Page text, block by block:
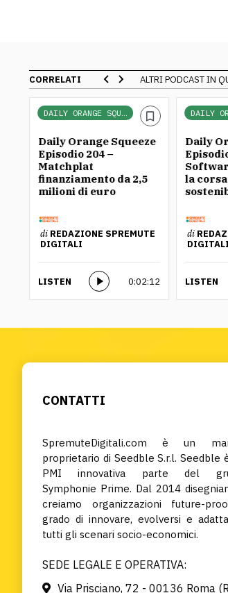
CORRELATI ALTRI PODCAST IN
DAILY ORANGE SQUEEZE
Daily Orange Squeeze
Episodio 204 –
Matchplat
finanziamento da 2,5
milioni di euro
di REDAZIONE SPREMUTE
DIGITALI
LISTEN 0:02:12
Daily
la
di
DIGITALI
LISTEN
CONTATTI
SpremuteDigitali.com è un
proprietario di Seedble S.r.l. Seedble
PMI innovativa parte del
Symphonie Prime. Dal 2014
creiamo organizzazioni future-
grado di innovare, evolversi e
tutti gli scenari socio-economici.
SEDE LEGALE E OPERATIVA:
Via Prisciano, 72 - 00136 Roma